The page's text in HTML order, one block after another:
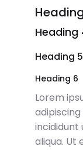
Heading
Heading 5
Heading 6
Lorem
incididunt
aliqua. Ut